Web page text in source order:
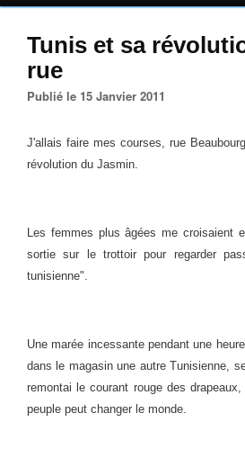
Tunis et sa
rue
Publié le 15 Janvier 2011
J'allais faire mes courses, rue
révolution du Jasmin.
Les femmes plus âgées me croisaient
sortie sur le trottoir pour regarder
tunisienne".
Une marée incessante pendant une
dans le magasin une autre Tunisienne,
remontai le courant rouge des
peuple peut changer le monde.